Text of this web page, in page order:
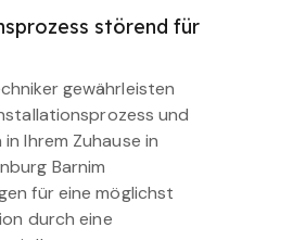
störend für
gewährleisten
und
Ihrem Zuhause in
Barnim
für eine möglichst
durch eine